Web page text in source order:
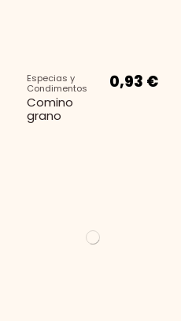
Especias y
Condimentos
Comino
grano
0,93 €